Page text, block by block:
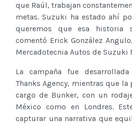
que Raúl, trabajan
metas. Suzuki ha estado ahí
queremos que esa historia
comentó Erick González
Mercadotecnia Autos de Suzuki
La campaña fue
Thanks Agency, mientras que
cargo de Bunker, con un
México como en Londres.
capturar una narrativa que